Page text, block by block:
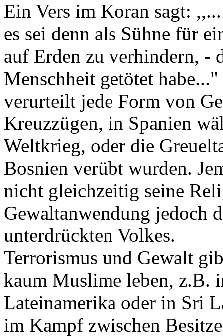
Ein Vers im Koran sagt:
es sei denn als Sühne für
auf Erden zu verhindern, -
Menschheit getötet
verurteilt jede Form von
Kreuzzügen, in Spanien
Weltkrieg, oder die
Bosnien verübt wurden.
nicht gleichzeitig seine
Gewaltanwendung jedoch
unterdrückten Volkes.
Terrorismus und Gewalt
kaum Muslime leben, z.B.
Lateinamerika oder in Sri
im Kampf zwischen